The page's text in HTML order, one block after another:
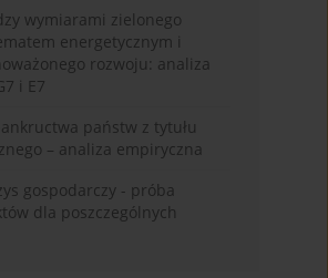
wymiarami zielonego
energetycznym i
rozwoju: analiza
i E7
państw z tytułu
– analiza empiryczna
gospodarczy - próba
dla poszczególnych